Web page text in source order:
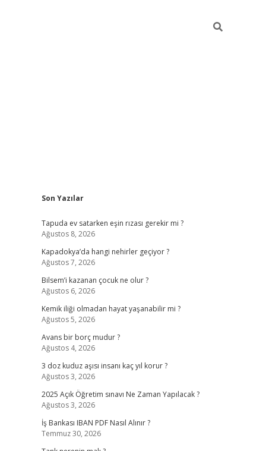
Sidebar
Son Yazılar
Tapuda ev satarken eşin rızası gerekir mi ?
Ağustos 8, 2026
Kapadokya’da hangi nehirler geçiyor ?
Ağustos 7, 2026
Bilsem’i kazanan çocuk ne olur ?
Ağustos 6, 2026
Kemik iliği olmadan hayat yaşanabilir mi ?
Ağustos 5, 2026
Avans bir borç mudur ?
Ağustos 4, 2026
3 doz kuduz aşısı insanı kaç yıl korur ?
Ağustos 3, 2026
2025 Açık Öğretim sınavı Ne Zaman Yapılacak ?
Ağustos 3, 2026
İş Bankası IBAN PDF Nasıl Alınır ?
Temmuz 30, 2026